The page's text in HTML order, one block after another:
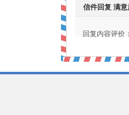
信件回复 满
回复内容评价：